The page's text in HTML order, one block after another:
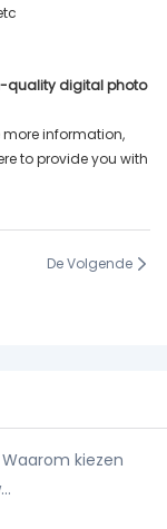
quality digital photo
more information,
to provide you with
De Volgende
kiezen